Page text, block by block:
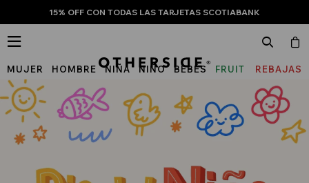
15% OFF CON TODAS LAS TARJETAS SCOTIABANK
MUJER HOMBRE NIÑA NIÑO BEBÉS
FRUIT
THE
LOOM
REBAJAS
